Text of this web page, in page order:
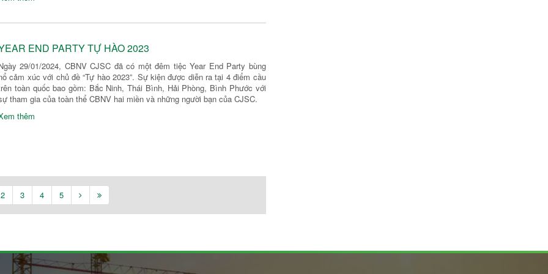
END PARTY TỰ HÀO 2023
29/01/2024, CBNV CJSC đã có một đêm tiệc Year End Party bùng
cảm xúc với chủ đề “Tự hào 2023”. Sự kiện được diễn ra tại 4 điểm cầu
toàn quốc bao gồm: Bắc Ninh, Thái Bình, Hải Phòng, Bình Phước với
tham gia của toàn thể CBNV hai miền và những người bạn của CJSC.
thêm
2 3 4 5